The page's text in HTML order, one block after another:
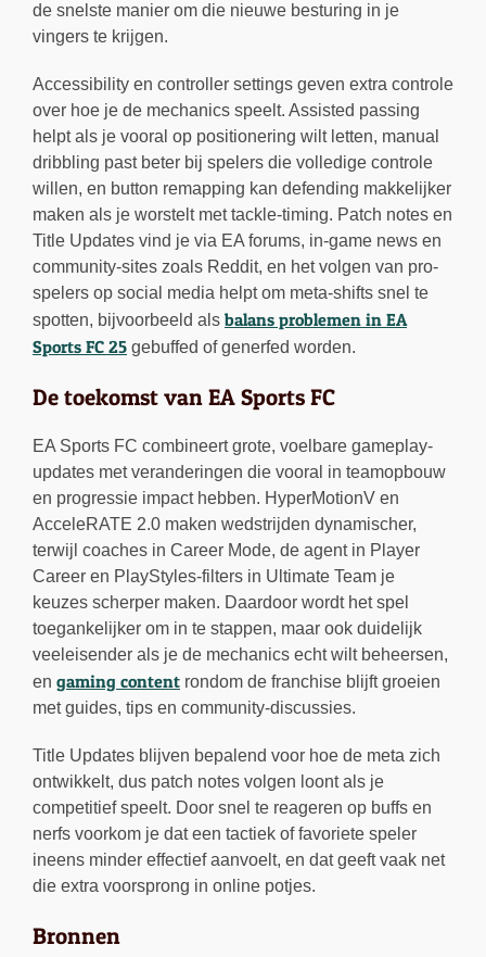
de snelste manier om die nieuwe besturing in je
vingers te krijgen.
Accessibility en controller settings geven extra controle
over hoe je de mechanics speelt. Assisted passing
helpt als je vooral op positionering wilt letten, manual
dribbling past beter bij spelers die volledige controle
willen, en button remapping kan defending makkelijker
maken als je worstelt met tackle-timing. Patch notes en
Title Updates vind je via EA forums, in-game news en
community-sites zoals Reddit, en het volgen van pro-
spelers op social media helpt om meta-shifts snel te
spotten, bijvoorbeeld als balans problemen in EA
Sports FC 25 gebuffed of generfed worden.
De toekomst van EA Sports FC
EA Sports FC combineert grote, voelbare gameplay-
updates met veranderingen die vooral in teamopbouw
en progressie impact hebben. HyperMotionV en
AcceleRATE 2.0 maken wedstrijden dynamischer,
terwijl coaches in Career Mode, de agent in Player
Career en PlayStyles-filters in Ultimate Team je
keuzes scherper maken. Daardoor wordt het spel
toegankelijker om in te stappen, maar ook duidelijk
veeleisender als je de mechanics echt wilt beheersen,
en gaming content rondom de franchise blijft groeien
met guides, tips en community-discussies.
Title Updates blijven bepalend voor hoe de meta zich
ontwikkelt, dus patch notes volgen loont als je
competitief speelt. Door snel te reageren op buffs en
nerfs voorkom je dat een tactiek of favoriete speler
ineens minder effectief aanvoelt, en dat geeft vaak net
die extra voorsprong in online potjes.
Bronnen